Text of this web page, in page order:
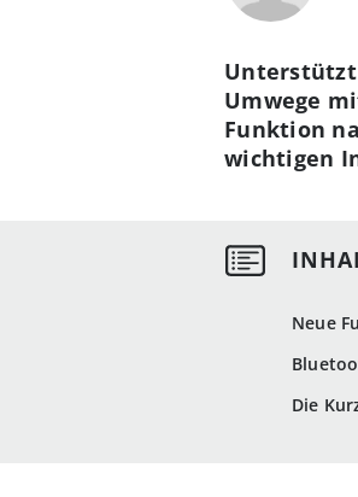
Neue
Die
Unterstützt
Umwege
Funktion
wichtigen